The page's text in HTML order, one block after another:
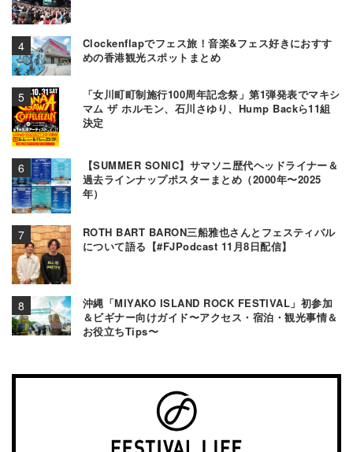
Clockenflapでフェス旅！音楽&フェス好きにおすす
めの香港観光スポットまとめ
「女川町町制施行100周年記念祭」第1弾発表でマキシ
マム ザ ホルモン、石川さゆり、Hump Backら11組
決定
【SUMMER SONIC】サマソニ歴代ヘッドライナー＆
過去ラインナップポスターまとめ（2000年〜2025
年）
ROTH BART BARON三船雅也さんとフェスティバル
について語る【#FJPodcast 11月8日配信】
沖縄「MIYAKO ISLAND ROCK FESTIVAL」初参加
＆ビギナー向けガイド〜アクセス・宿泊・観光事情＆
お役立ちTips〜